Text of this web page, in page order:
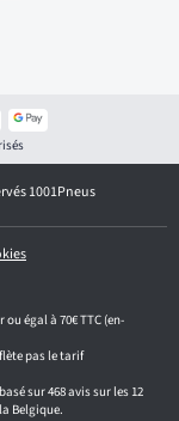
1001Pneus
égal à 70€ TTC (en-
pas le tarif
sur 468 avis sur les 12
Belgique.